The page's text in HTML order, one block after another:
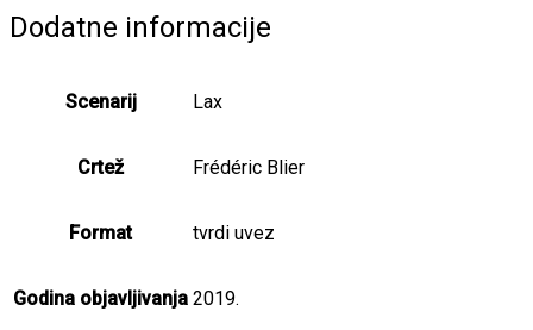
Dodatne informacije
Scenarij Lax
Crtež Frédéric Blier
Format tvrdi uvez
Godina objavljivanja 2019.